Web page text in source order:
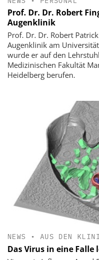
Prof. Dr. Dr. Robert
Augenklinik
Prof. Dr. Dr. Robert
Augenklinik am
wurde er auf den
Medizinischen Fakultät
Heidelberg berufen.
NEWS • AUS DEN
Das Virus in eine Falle